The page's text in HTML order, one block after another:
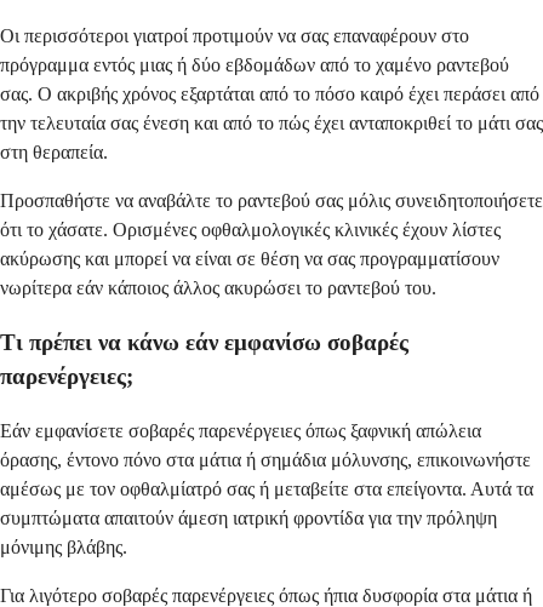
Οι περισσότεροι γιατροί προτιμούν να σας επαναφέρουν στο
πρόγραμμα εντός μιας ή δύο εβδομάδων από το χαμένο ραντεβού
σας. Ο ακριβής χρόνος εξαρτάται από το πόσο καιρό έχει περάσει από
την τελευταία σας ένεση και από το πώς έχει ανταποκριθεί το μάτι σας
στη θεραπεία.
Προσπαθήστε να αναβάλτε το ραντεβού σας μόλις συνειδητοποιήσετε
ότι το χάσατε. Ορισμένες οφθαλμολογικές κλινικές έχουν λίστες
ακύρωσης και μπορεί να είναι σε θέση να σας προγραμματίσουν
νωρίτερα εάν κάποιος άλλος ακυρώσει το ραντεβού του.
Τι πρέπει να κάνω εάν εμφανίσω σοβαρές
παρενέργειες;
Εάν εμφανίσετε σοβαρές παρενέργειες όπως ξαφνική απώλεια
όρασης, έντονο πόνο στα μάτια ή σημάδια μόλυνσης, επικοινωνήστε
αμέσως με τον οφθαλμίατρό σας ή μεταβείτε στα επείγοντα. Αυτά τα
συμπτώματα απαιτούν άμεση ιατρική φροντίδα για την πρόληψη
μόνιμης βλάβης.
Για λιγότερο σοβαρές παρενέργειες όπως ήπια δυσφορία στα μάτια ή